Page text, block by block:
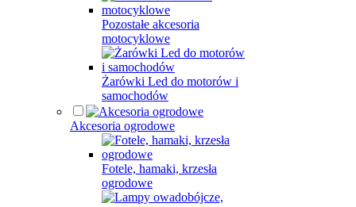
Pozostałe akcesoria
motocyklowe
Żarówki Led do motorów i
samochodów
Akcesoria ogrodowe
Fotele, hamaki, krzesła
ogrodowe